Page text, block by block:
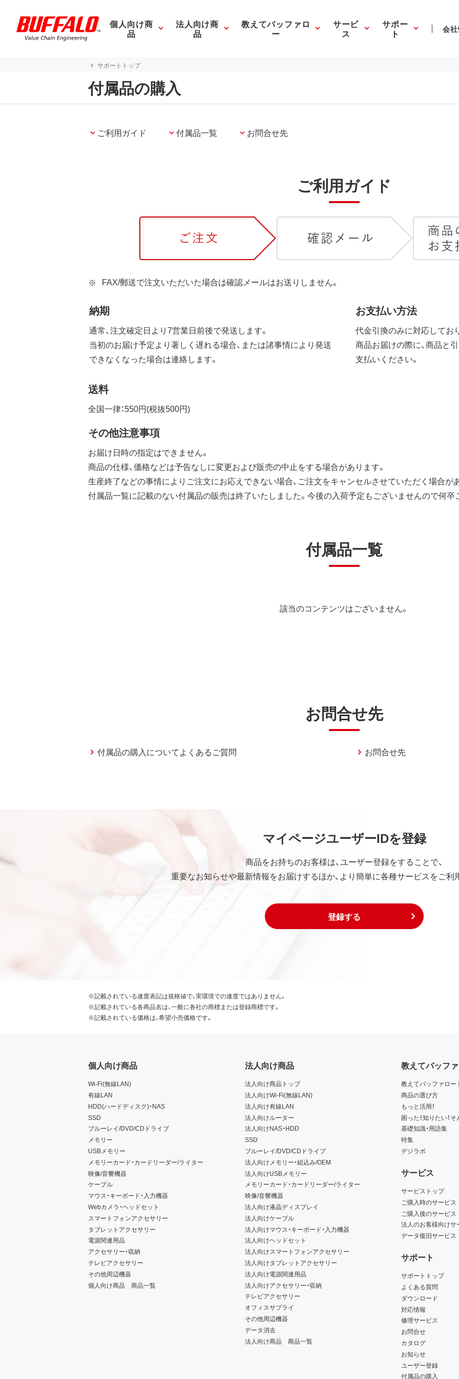
個人向け商
品
法人向け商
品
教えてバッファロ
ー
サービ
ス
サポー
ト 会
サポートトップ
付属品の購入
ご利用ガイド 付属品一覧 お問合せ先
ご利用ガイド
FAX/郵送で注文いただいた場合は確認メールはお送りしません。
納期
通常、注文確定日より7営業日前後で発送します。
当初のお届け予定より著しく遅れる場合、または諸事情により発送
できなくなった場合は連絡します。
お支払い方法
代金引換のみに対応してお
商品お届けの際に、商品と
支払いください。
送料
全国一律：550円(税抜500円)
その他注意事項
お届け日時の指定はできません。
商品の仕様、価格などは予告なしに変更および販売の中止をする場合があります。
生産終了などの事情によりご注文にお応えできない場合、ご注文をキャンセルさせていただく場合が
付属品一覧に記載のない付属品の販売は終了いたしました。今後の入荷予定もございませんので何卒
付属品一覧
該当のコンテンツはございません。
お問合せ先
付属品の購入についてよくあるご質問 お問合せ先
マイページユーザーIDを登録
商品をお持ちのお客様は、ユーザー登録をすることで、
重要なお知らせや最新情報をお届けするほか、より簡単に各種サービスをご利
登録する
※記載されている速度表記は規格値で、実環境での速度ではありません。
※記載されている各商品名は、一般に各社の商標または登録商標です。
※記載されている価格は、希望小売価格です。
個人向け商品
Wi-Fi(無線LAN)
有線LAN
HDD(ハードディスク)・NAS
SSD
ブルーレイ/DVD/CDドライブ
メモリー
USBメモリー
メモリーカード・カードリーダー/ライター
映像/音響機器
ケーブル
マウス・キーボード・入力機器
Webカメラ・ヘッドセット
スマートフォンアクセサリー
タブレットアクセサリー
電源関連用品
アクセサリー・収納
テレビアクセサリー
その他周辺機器
個人向け商品 商品一覧
法人向け商品
法人向け商品トップ
法人向けWi-Fi(無線LAN)
法人向け有線LAN
法人向けルーター
法人向けNAS・HDD
SSD
ブルーレイ/DVD/CDドライブ
法人向けメモリー・組込み/OEM
法人向けUSBメモリー
メモリーカード・カードリーダー/ライター
映像/音響機器
法人向け液晶ディスプレイ
法人向けケーブル
法人向けマウス・キーボード・入力機器
法人向けヘッドセット
法人向けスマートフォンアクセサリー
法人向けタブレットアクセサリー
法人向け電源関連用品
法人向けアクセサリー・収納
テレビアクセサリー
オフィスサプライ
その他周辺機器
データ消去
法人向け商品 商品一覧
教えてバッフ
教えてバッファロー
商品の選び方
もっと活用！
困った！知りたい！
基礎知識・用語集
特集
デジラボ
サービス
サービストップ
ご購入時のサービス
ご購入後のサービス
法人のお客様向けサ
データ復旧サービス
サポート
サポートトップ
よくある質問
ダウンロード
対応情報
修理サービス
お問合せ
カタログ
お知らせ
ユーザー登録
付属品の購入